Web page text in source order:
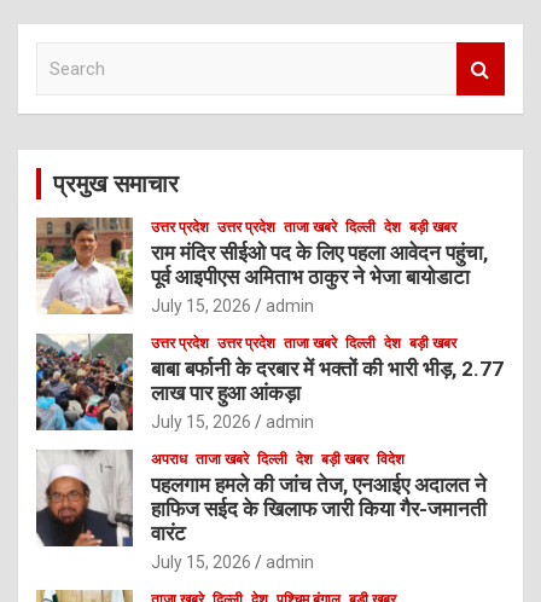
c
प्रमुख समाचार
उत्तर प्रदेश उत्तर प्रदेश ताजा खबरे दिल्ली देश बड़ी खबर
राम मंदिर सीईओ पद के लिए पहला आवेदन पहुंचा,
पूर्व आइपीएस अमिताभ ठाकुर ने भेजा बायोडाटा
July 15, 2026 admin
उत्तर प्रदेश उत्तर प्रदेश ताजा खबरे दिल्ली देश बड़ी खबर
बाबा बर्फानी के दरबार में भक्तों की भारी भीड़, 2.77
लाख पार हुआ आंकड़ा
July 15, 2026 admin
अपराध ताजा खबरे दिल्ली देश बड़ी खबर विदेश
पहलगाम हमले की जांच तेज, एनआईए अदालत ने
हाफिज सईद के खिलाफ जारी किया गैर-जमानती
वारंट
July 15, 2026 admin